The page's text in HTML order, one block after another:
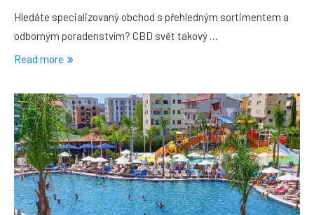
Hledáte specializovaný obchod s přehledným sortimentem a
odborným poradenstvím? CBD svět takový …
Read more